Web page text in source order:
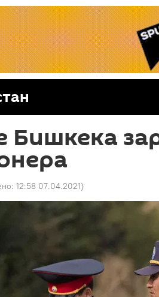
Бишкека
12:58 07.04.2021)